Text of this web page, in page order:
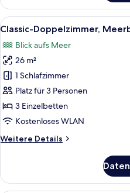
Doppelzimmer
(2
Adults
Child)
Alle
Fotos
für
Classic-
Doppelzimmer,
Meerblick
anzeigen
1
Classic-Doppelzimmer,
Blick aufs Meer
26 m²
1 Schlafzimmer
Platz für 3 Personen
3 Einzelbetten
Kostenloses WLAN
Weitere Details
Weitere
Doppelzimmer,
Meerblick